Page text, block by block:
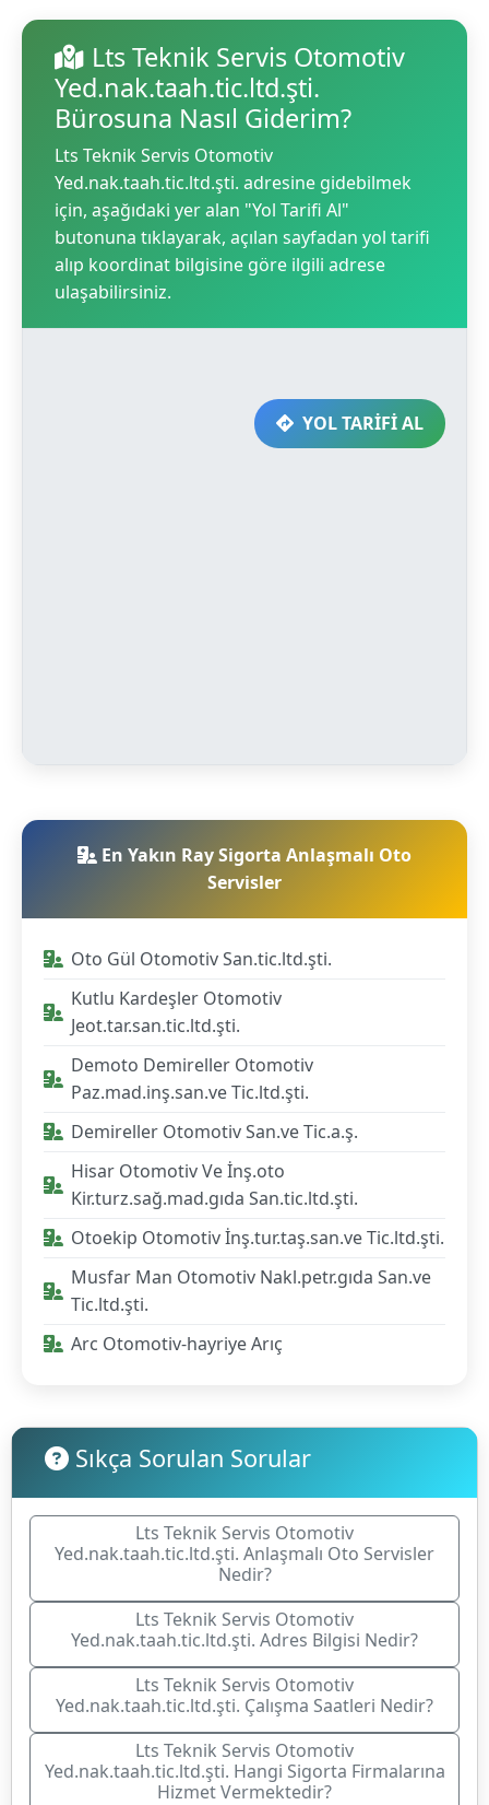
Lts Teknik Servis Otomotiv
Yed.nak.taah.tic.ltd.şti.
Bürosuna Nasıl Giderim?
Lts Teknik Servis Otomotiv
Yed.nak.taah.tic.ltd.şti. adresine gidebilmek
için, aşağıdaki yer alan "Yol Tarifi Al"
butonuna tıklayarak, açılan sayfadan yol tarifi
alıp koordinat bilgisine göre ilgili adrese
ulaşabilirsiniz.
YOL TARİFİ AL
En Yakın Ray Sigorta Anlaşmalı Oto
Servisler
Oto Gül Otomotiv San.tic.ltd.şti.
Kutlu Kardeşler Otomotiv
Jeot.tar.san.tic.ltd.şti.
Demoto Demireller Otomotiv
Paz.mad.inş.san.ve Tic.ltd.şti.
Demireller Otomotiv San.ve Tic.a.ş.
Hisar Otomotiv Ve İnş.oto
Kir.turz.sağ.mad.gıda San.tic.ltd.şti.
Otoekip Otomotiv İnş.tur.taş.san.ve Tic.ltd.şti.
Musfar Man Otomotiv Nakl.petr.gıda San.ve
Tic.ltd.şti.
Arc Otomotiv-hayriye Arıç
Sıkça Sorulan Sorular
Lts Teknik Servis Otomotiv
Yed.nak.taah.tic.ltd.şti. Anlaşmalı Oto Servisler
Nedir?
Lts Teknik Servis Otomotiv
Yed.nak.taah.tic.ltd.şti. Adres Bilgisi Nedir?
Lts Teknik Servis Otomotiv
Yed.nak.taah.tic.ltd.şti. Çalışma Saatleri Nedir?
Lts Teknik Servis Otomotiv
Yed.nak.taah.tic.ltd.şti. Hangi Sigorta Firmalarına
Hizmet Vermektedir?